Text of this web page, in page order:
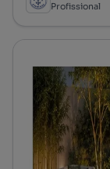
Profissional